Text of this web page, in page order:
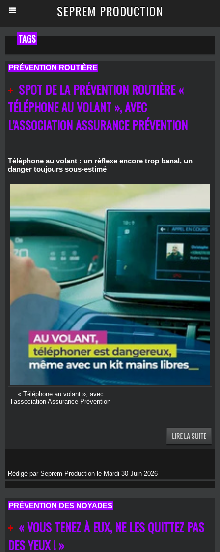
SEPREM PRODUCTION
TAGS
PRÉVENTION ROUTIÈRE
SPOT DE LA PRÉVENTION ROUTIÈRE «
TÉLÉPHONE AU VOLANT », AVEC
L’ASSOCIATION ASSURANCE PRÉVENTION
Téléphone au volant : un réflexe encore trop banal, un
danger toujours sous‑estimé
« Téléphone au volant », avec
l’association Assurance Prévention
Rédigé par Seprem Production le Mardi 30 Juin 2026
PRÉVENTION DES NOYADES
« VOUS TENEZ À EUX, NE LES QUITTEZ PAS
DES YEUX ! »